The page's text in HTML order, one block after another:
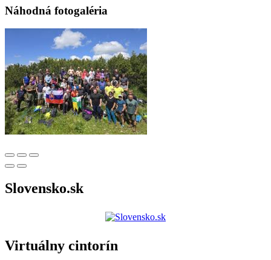
Náhodná fotogaléria
Slovensko.sk
Virtuálny cintorín